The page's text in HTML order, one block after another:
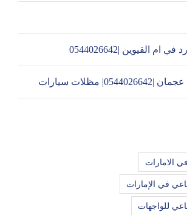
القيوين |0544026642
مظلات سيارات
الامارات
في الإمارات
للواجهات